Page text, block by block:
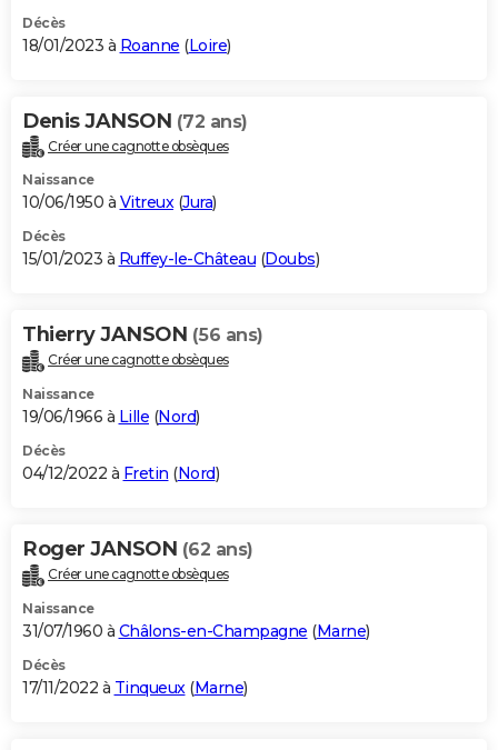
Décès
18/01/2023 à Roanne (Loire)
Denis JANSON (72 ans)
Créer une cagnotte obsèques
Naissance
10/06/1950 à Vitreux(Jura)
Décès
15/01/2023 à Ruffey-le-Château (Doubs)
Thierry JANSON (56 ans)
Créer une cagnotte obsèques
Naissance
19/06/1966 à Lille (Nord)
Décès
04/12/2022 à Fretin (Nord)
Roger JANSON (62 ans)
Créer une cagnotte obsèques
Naissance
31/07/1960 à Châlons-en-Champagne (Marne)
Décès
17/11/2022 à Tinqueux(Marne)